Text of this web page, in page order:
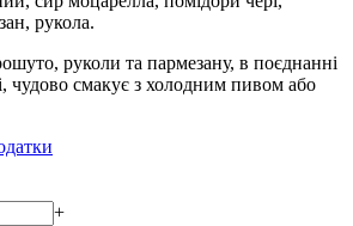
рукола.
руколи та пармезану, в поєднанні
чудово смакує з холодним пивом або
+